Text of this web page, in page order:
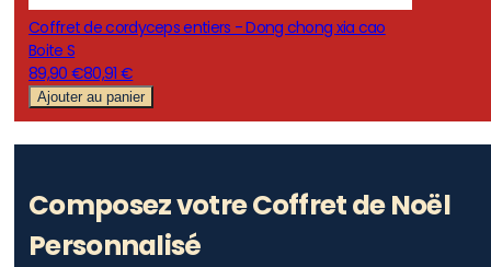
Coffret de cordyceps entiers - Dong chong xia cao
Boite S
89,90 €80,91 €
Ajouter au panier
Composez votre Coffret de Noël
Personnalisé